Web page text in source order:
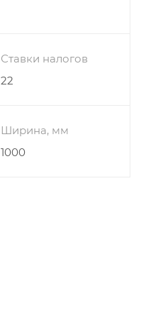
Ставки налогов
22
Ширина, мм
1000